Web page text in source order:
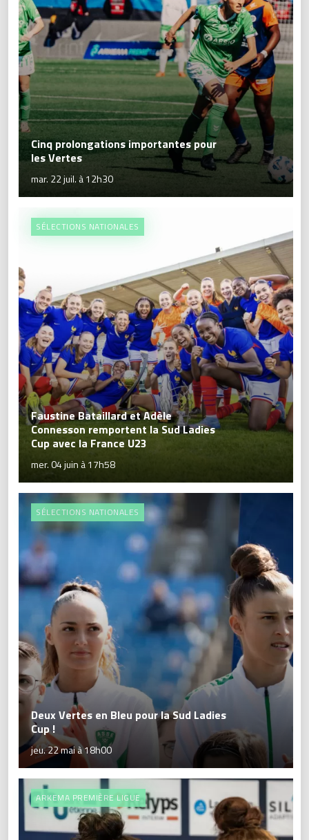
Cinq prolongations importantes pour
les Vertes
mar. 22 juil. à 12h30
SÉLECTIONS NATIONALES
Faustine Bataillard et Adèle
Connesson remportent la Sud Ladies
Cup avec la France U23
mer. 04 juin à 17h58
SÉLECTIONS NATIONALES
Deux Vertes en Bleu pour la Sud Ladies
Cup !
jeu. 22 mai à 18h00
ARKEMA PREMIÈRE LIGUE